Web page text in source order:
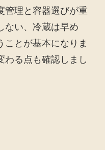
管理と容器選びが重
ない、冷蔵は早め
ことが基本になりま
わる点も確認しまし